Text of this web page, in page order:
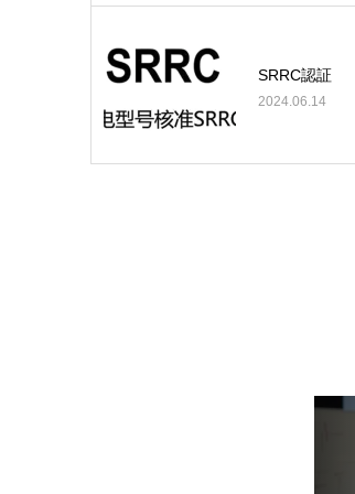
SRRC認証
2024.06.14